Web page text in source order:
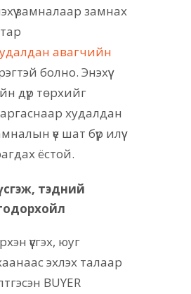
замналаар замнах
авагчийн
болно. Энэхүү
дүр төрхийг
худалдан
үе шат бүр илүү
ёстой.
тэдний
үүсгэх, юуг
эхлэх талаар
BUYER